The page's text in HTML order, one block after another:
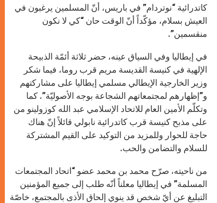
كاتدرائية “نوتردام” في باريس، أنّ المسلمين يرغبون في
العيش بسلام، مؤكّداً أنّ الوقت حان “كي لا نكون
منقسمين”.
في إيطاليا وفي السياق عينه، حضر ثلاثة أئمّة الذبيحة
الإلهية في كنيسة القديسة مريم قرب روما، فيما شكر
وزير الخارجية الإيطالي مسلمي إيطاليا على مشاركتهم
و”إظهارهم لمجتمعاتهم الشجاعة بوجه الأصوليّة”. كما
وتكلّم الأمين العام للاتحاد الإسلامي عبد الله كوزولينو من
على مذبح كنيسة قرب كاتدرائية نابولي قائلاً إنّ هناك
حاجة للحوار وللمزيد من التوكيد على القيم المشتركة
للسلام والتضامن والحب.
من ناحيته، صرّح محمد بن محمد عضو “اتحاد المجتمعات
المسلمة” في إيطاليا معلناً أنّه طلب إلى جميع المؤمنين
التبليغ عن أيّ شخص قد ينوي إلحاق الأذى بالمجتمع، خاصّة